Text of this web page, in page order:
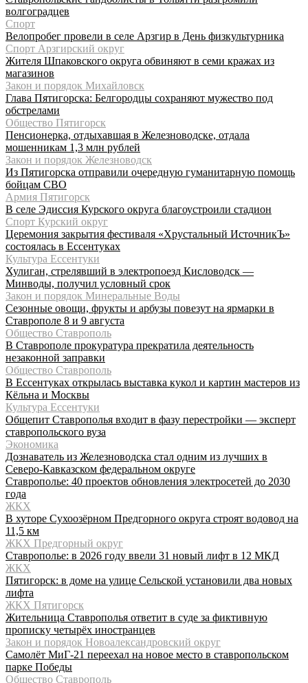
волгоградцев
Спорт
Велопробег провели в селе Арзгир в День физкультурника
Спорт Арзгирский округ
Жителя Шпаковского округа обвиняют в семи кражах из
магазинов
Закон и порядок Михайловск
Глава Пятигорска: Белгородцы сохраняют мужество под
обстрелами
Общество Пятигорск
Пенсионерка, отдыхавшая в Железноводске, отдала
мошенникам 1,3 млн рублей
Закон и порядок Железноводск
Из Пятигорска отправили очередную гуманитарную помощь
бойцам СВО
Армия Пятигорск
В селе Эдиссия Курского округа благоустроили стадион
Спорт Курский округ
Церемония закрытия фестиваля «Хрустальный ИсточникЪ»
состоялась в Ессентуках
Культура Ессентуки
Хулиган, стрелявший в электропоезд Кисловодск —
Минводы, получил условный срок
Закон и порядок Минеральные Воды
Сезонные овощи, фрукты и арбузы повезут на ярмарки в
Ставрополе 8 и 9 августа
Общество Ставрополь
В Ставрополе прокуратура прекратила деятельность
незаконной заправки
Общество Ставрополь
В Ессентуках открылась выставка кукол и картин мастеров из
Кёльна и Москвы
Культура Ессентуки
Общепит Ставрополья входит в фазу перестройки — эксперт
ставропольского вуза
Экономика
Дознаватель из Железноводска стал одним из лучших в
Северо-Кавказском федеральном округе
Ставрополье: 40 проектов обновления электросетей до 2030
года
ЖКХ
В хуторе Сухоозёрном Предгорного округа строят водовод на
11,5 км
ЖКХ Предгорный округ
Ставрополье: в 2026 году ввели 31 новый лифт в 12 МКД
ЖКХ
Пятигорск: в доме на улице Сельской установили два новых
лифта
ЖКХ Пятигорск
Жительница Ставрополья ответит в суде за фиктивную
прописку четырёх иностранцев
Закон и порядок Новоалександровский округ
Самолёт МиГ-21 переехал на новое место в ставропольском
парке Победы
Общество Ставрополь